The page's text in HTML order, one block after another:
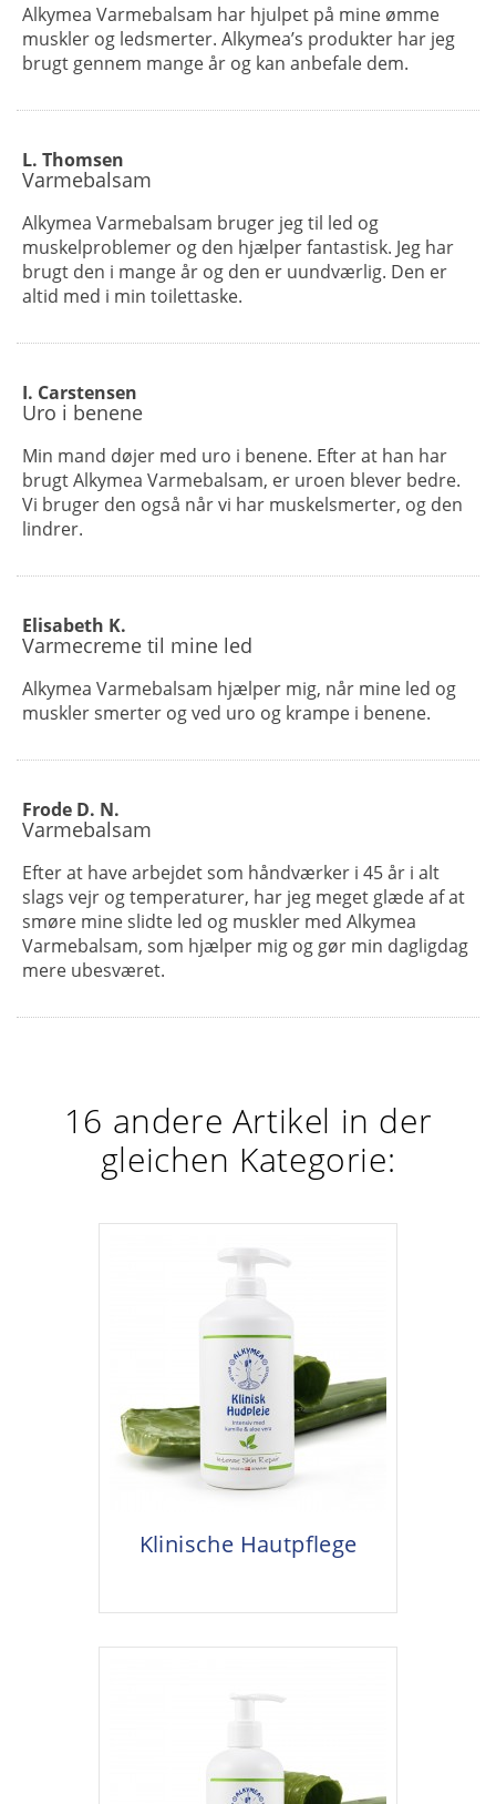
Alkymea Varmebalsam har hjulpet på mine ømme
muskler og ledsmerter. Alkymea’s produkter har jeg
brugt gennem mange år og kan anbefale dem.
L. Thomsen
Varmebalsam
Alkymea Varmebalsam bruger jeg til led og
muskelproblemer og den hjælper fantastisk. Jeg har
brugt den i mange år og den er uundværlig. Den er
altid med i min toilettaske.
I. Carstensen
Uro i benene
Min mand døjer med uro i benene. Efter at han har
brugt Alkymea Varmebalsam, er uroen blever bedre.
Vi bruger den også når vi har muskelsmerter, og den
lindrer.
Elisabeth K.
Varmecreme til mine led
Alkymea Varmebalsam hjælper mig, når mine led og
muskler smerter og ved uro og krampe i benene.
Frode D. N.
Varmebalsam
Efter at have arbejdet som håndværker i 45 år i alt
slags vejr og temperaturer, har jeg meget glæde af at
smøre mine slidte led og muskler med Alkymea
Varmebalsam, som hjælper mig og gør min dagligdag
mere ubesværet.
16 andere Artikel in der
gleichen Kategorie:
Klinische Hautpflege